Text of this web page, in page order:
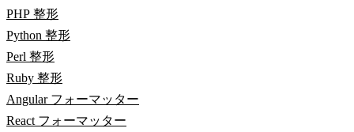
PHP 整形
Python 整形
Perl 整形
Ruby 整形
Angular フォーマッター
React フォーマッター